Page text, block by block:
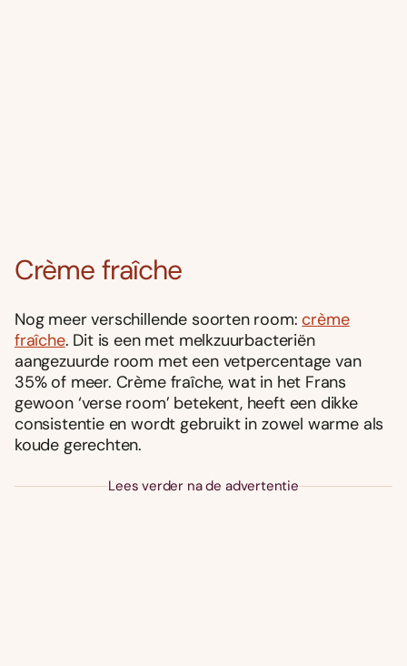
Crème fraîche
Nog meer verschillende soorten room: crème
fraîche. Dit is een met melkzuurbacteriën
aangezuurde room met een vetpercentage van
35% of meer. Crème fraîche, wat in het Frans
gewoon ‘verse room’ betekent, heeft een dikke
consistentie en wordt gebruikt in zowel warme als
koude gerechten.
Lees verder na de advertentie